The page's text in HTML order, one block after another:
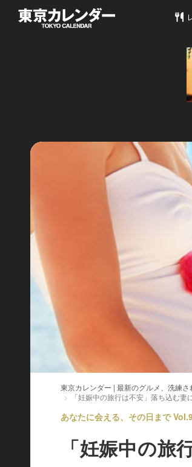
東
東京カレンダー | 最新のグルメ、洗練
「妊娠中の旅行は不安」落ち込む
あなたに会える、その日まで
「妊娠中の